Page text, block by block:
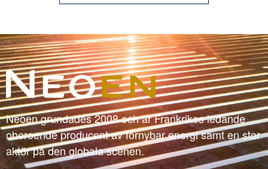
Neoen grundades 2008 och är Frankrikes ledande
oberoende producent av förnybar energi samt en stor
aktör på den globala scenen.